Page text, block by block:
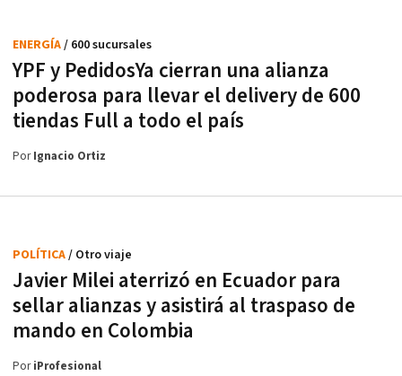
YPF y PedidosYa cierran una alianza
poderosa para llevar el delivery de 600
tiendas Full a todo el país
ENERGÍA/ 600 sucursales
PorIgnacio Ortiz
Javier Milei aterrizó en Ecuador para
sellar alianzas y asistirá al traspaso de
mando en Colombia
POLÍTICA/ Otro viaje
PoriProfesional